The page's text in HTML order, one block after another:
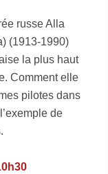
russe Alla
(1913-1990)
la plus haut
Comment elle
pilotes dans
de